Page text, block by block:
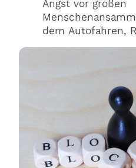
Angst vor großen
dem Autofahren,